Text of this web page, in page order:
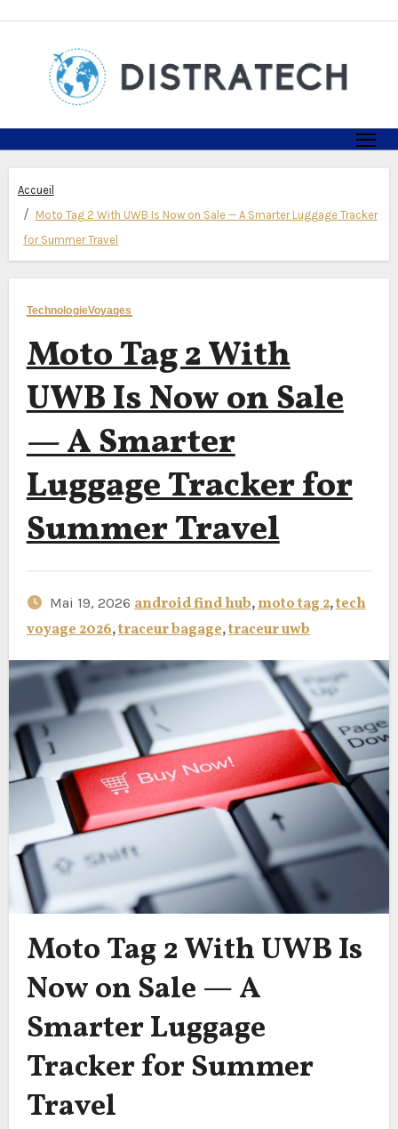
Accueil
Moto Tag 2 With UWB Is Now on Sale — A Smarter Luggage Tracker
for Summer Travel
TechnologieVoyages
Moto Tag 2 With
UWB Is Now on Sale
— A Smarter
Luggage Tracker for
Summer Travel
Mai 19, 2026 android find hub,moto tag 2,tech
voyage 2026,traceur bagage,traceur uwb
Moto Tag 2 With UWB Is
Now on Sale — A
Smarter Luggage
Tracker for Summer
Travel